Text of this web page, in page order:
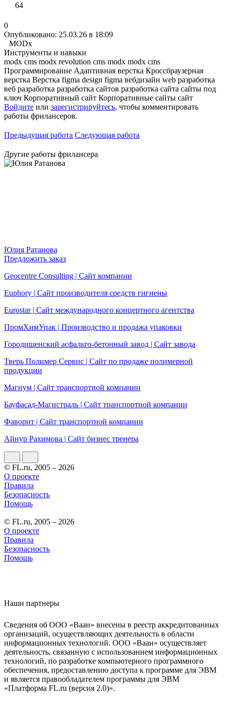
64
0
Опубликовано: 25.03.26 в 18:09
MODx
Инструменты и навыки
modx cms modx revolution cms modx modx cms
Программирование Адаптивная верстка Кроссбраузерная
верстка Верстка figma design figma вебдизайн web разработка
веб разработка разработка сайтов разработка сайта сайты под
ключ Корпоративный сайт Корпоративные сайты сайт
Войдите или зарегистрируйтесь, чтобы комментировать
работы фрилансеров.
Предыдущая работа Следующая работа
Другие работы фрилансера
Юлия Ратанова
Предложить заказ
Geocentre Consulting | Сайт компании
Еuphory | Сайт производителя средств гигиены
Eurostar | Сайт международного концертного агентства
ПромХимУпак | Производство и продажа упаковки
Городищенский асфальто-бетонный завод | Сайт завода
Тверь Полимер Сервис | Сайт по продаже полимерной
продукции
Магнум | Сайт транспортной компании
Бауфасад-Магистраль | Сайт транспортной компании
Фаворит | Сайт транспортной компании
Айнур Рахимова | Сайт бизнес тренера
© FL.ru, 2005 – 2026
О проекте
Правила
Безопасность
Помощь
© FL.ru, 2005 – 2026
О проекте
Правила
Безопасность
Помощь
Наши партнеры
Сведения об ООО «Ваан» внесены в реестр аккредитованных
организаций, осуществляющих деятельность в области
информационных технологий. ООО «Ваан» осуществляет
деятельность, связанную с использованием информационных
технологий, по разработке компьютерного программного
обеспечения, предоставлению доступа к программе для ЭВМ
и является правообладателем программы для ЭВМ
«Платформа FL.ru (версия 2.0)».